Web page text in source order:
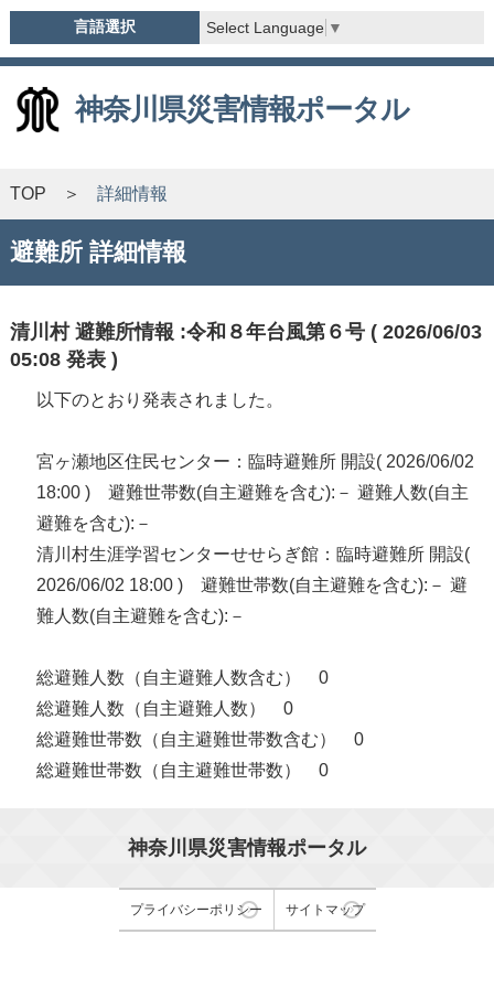
言語選択 Select Language ▼
神奈川県災害情報ポータル
TOP 詳細情報
避難所 詳細情報
清川村 避難所情報 :令和８年台風第６号 ( 2026/06/03
05:08 発表 )
以下のとおり発表されました。
宮ヶ瀬地区住民センター：臨時避難所 開設( 2026/06/02
18:00 ) 避難世帯数(自主避難を含む):－ 避難人数(自主
避難を含む):－
清川村生涯学習センターせせらぎ館：臨時避難所 開設(
2026/06/02 18:00 ) 避難世帯数(自主避難を含む):－ 避
難人数(自主避難を含む):－
総避難人数（自主避難人数含む） 0
総避難人数（自主避難人数） 0
総避難世帯数（自主避難世帯数含む） 0
総避難世帯数（自主避難世帯数） 0
神奈川県災害情報ポータル
プライバシーポリシー サイトマップ